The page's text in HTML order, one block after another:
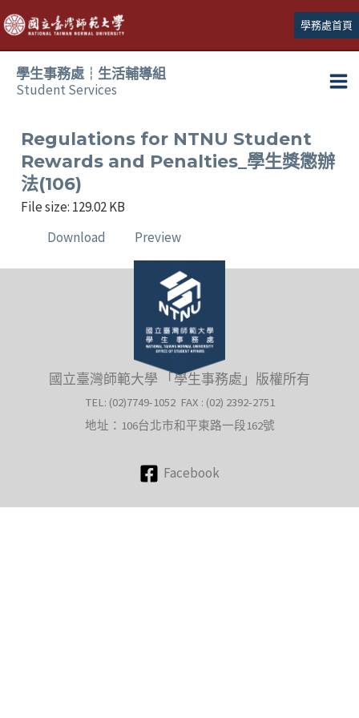
跳
至
主
學務處首頁
學生事務處┆生活輔導組
Student Services
Regulations for NTNU Student
Rewards and Penalties_學生獎懲辦
法(106)
File size: 129.02 KB
Download
Preview
國立臺灣師範大學 「學生事務處」版權所有
TEL: (02)7749-1052 FAX : (02) 2392-2751
地址：106台北市和平東路一段162號
Facebook